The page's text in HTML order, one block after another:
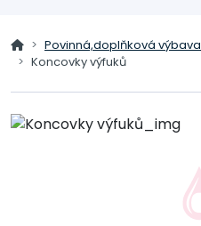
Povinná,doplňková výbava
Koncovky výfuků